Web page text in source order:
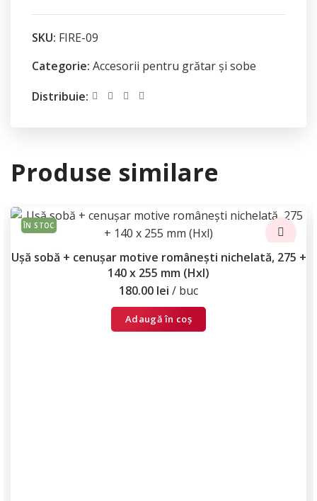
SKU: FIRE-09
Categorie: Accesorii pentru grătar și sobe
Distribuie:
Produse similare
ÎN STOC
Ușă sobă + cenușar motive românești nichelată, 275 +
140 x 255 mm (Hxl)
180.00 lei buc
Adaugă în coș